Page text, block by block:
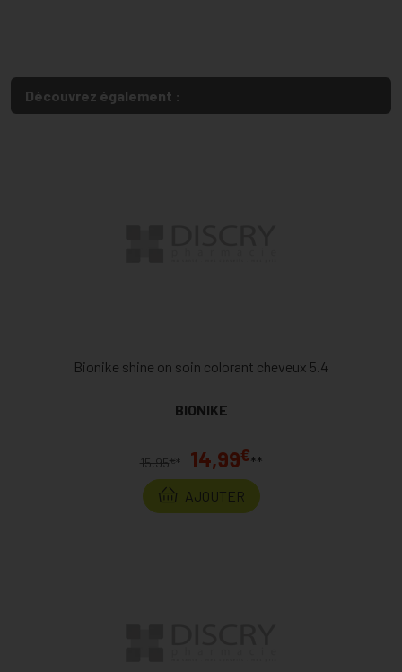
Découvrez également :
Bionike shine on soin colorant cheveux 5.4
BIONIKE
15,95€ * 14,99€**
AJOUTER